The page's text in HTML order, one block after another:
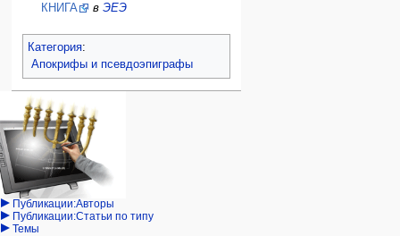
КНИГА
в ЭЕЭ
Категория:
Апокрифы и псевдоэпиграфы
Навигация
персональные инструменты
войти
запрос
учётной
записи
категории
Израиль:Страна и
государство
Иудаизм
Народ
Проекты
Проекты/Участники/
дополнения
Публикации:Авторы
Публикации:Статьи по типу
Темы